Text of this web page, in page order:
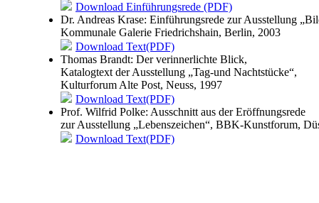
Download Einführungsrede (PDF)
Dr. Andreas Krase: Einführungsrede zur Ausstellung
Kommunale Galerie Friedrichshain, Berlin, 2003
Download Text(PDF)
Thomas Brandt: Der verinnerlichte Blick,
Katalogtext der Ausstellung „Tag-und Nachtstücke“,
Kulturforum Alte Post, Neuss, 1997
Download Text(PDF)
Prof. Wilfrid Polke: Ausschnitt aus der Eröffnungsrede
zur Ausstellung „Lebenszeichen“, BBK-Kunstforum,
Download Text(PDF)